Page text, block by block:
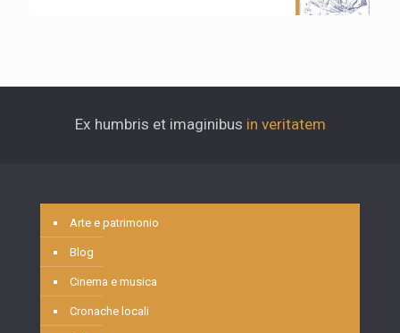
Ex humbris et imaginibus in veritatem
Arte e patrimonio
Blog
Cinema e musica
Cronache locali